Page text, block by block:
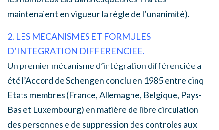
maintenaient en vigueur la règle de l’unanimité).
2. LES MECANISMES ET FORMULES
D’INTEGRATION DIFFERENCIEE.
Un premier mécanisme d’intégration différenciée a
été l’Accord de Schengen conclu en 1985 entre cinq
Etats membres (France, Allemagne, Belgique, Pays-
Bas et Luxembourg) en matière de libre circulation
des personnes e de suppression des controles aux